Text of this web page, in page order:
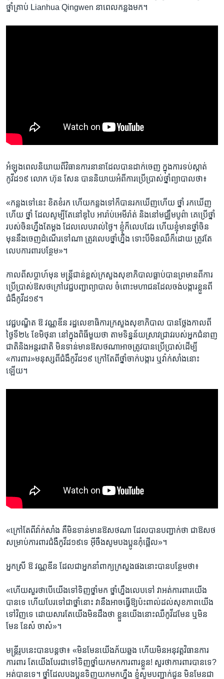
ថ្នាំ​គ្រាប់ Lianhua Qingwen នាពេលកន្លង​មក។
អំឡុង​ពេលនិយាយ​ពី​វិធានការ​នានា​ដែល​បាន​ដាក់​ចេញ ​ក្នុង​ការ​ទប់​ស្កាត់​
កូវីដ១៩ ​លោក ​ហ៊ុន សែន ​បាន​និយាយ​អំ​ពី​ការ​ប្រើ​ប្រាស់​ថ្នាំ​ព្យាបាលថា៖​
«កន្លង​ទៅ​នេះ ខិតខំ​រក ហើយ​កន្លង​ទៅ​ក៏​បាន​រក​ឃើញ​ហើយ​ ថ្នាំ ​រក​ឃើញ​
ហើយ​ ថ្នាំ ​ដែល​សូម្បីតែ​នៅ​ឌូបៃ អារ៉ាប់​អេមី​រ៉ាត់ និង​នៅ​មជ្ឈឹមបូព៌ា ​គេ​ប្រើថ្នាំ​
របស់​ចិន​ហ្នឹង​តែម្ដង ​ដែល​លេប​រាល់​ថ្ងៃ។ ខ្ញុំ​ក៏​លេប​ដែរ ហើយ​ខ្ញុំ​មាន​ថ្នាំ​ចិន
មុន​នឹង​ចេញ​ដំណើរ​ទៅ​ណា ត្រូវ​លេប​ថ្នាំ​ហ្នឹង ទោះ​បី​មិន​ឈឺក៏​ដោយ ត្រូវ​តែ​
លេប​ការពារ​បន្ថែម​»។
​កាល​ពី​សប្ដាហ៍​មុន មន្ត្រី​ជាន់​ខ្ពស់​ក្រសួងសុខា​ភិបាលធ្លាប់​បាន​ព្រមាន​ពី​ការ​
ប្រើប្រាស់​ឱសថ​ក្រៅ​វេជ្ជបញ្ជា​ព្យាបាល ​ចំពោះ​មហាជន​ដែល​ចង់បង្ការ​ខ្លួន​ពី​
ជំងឺ​កូវីដ១៩។
វេជ្ជបណ្ឌិត​ ឱ វណ្ណឌីន​ រដ្ឋលេខាធិការ​ក្រសួង​សុខាភិបាល ​បាន​ថ្លែង​កាល​ពី​
ថ្ងៃទី២៤ ​ខែមិថុនា ​នៅ​ក្នុងពិធី​មួយ​ថា ​តាម​ទិន្នន័យ​ស្រាវជ្រាវ​របស់​អ្នក​ជំនាញ​
ជាតិ​និង​អន្តរជាតិ​ មិន​ទាន់​មាន​ឱសថ​ណាអាច​ត្រូវ​បាន​ប្រើ​ប្រាស់​ដើម្បី​
«ការពារ»​មនុស្ស​ពី​ជំងឺ​កូវីដ១៩ ក្រៅ​តែ​ពីថ្នាំ​ចាក់​បង្ការ​ ឬ​វ៉ាក់​សាំង​នោះ​
ឡើយ។
«ក្រៅ​តែ​ពី​វ៉ាក់សាំង ​គឺ​មិន​ទាន់​មាន​ឱសថ​ណា ដែល​បាន​បញ្ជាក់​ថា​ ជា​ឱសថ​
សម្រាប់​ការពារជំងឺ​កូវីដ​១៩​ទេ អ៊ីចឹង​សូម​បង​ប្អូន​កុំ​ផ្អើល»។
អ្នកស្រី​ ឱ វណ្ណឌីន ដែល​ជា​អ្នកនាំពាក្យ​ក្រសួង​ផង​នោះ​បាន​បន្ថែម​ថា៖
«ហើយ​សួរ​ថា​បើ​យើង​ទៅ​ទិញ​ថ្នាំ​មក ថ្នាំ​ហ្នឹង​លេប​ទៅ វា​អត់​ការពារ​យើង​
បាន​ទេ ហើយ​បែរ​ទៅ​ជាថ្នាំ​នោះ វា​នឹង​អាច​ធ្វើឱ្យ​ប៉ះពាល់​ដល់​សុខភាព​យើង​
ទៅវិញ​ទេ ដោយ​សារ​តែយើង​មិន​ដឹង​ថា ​ខ្លួនយើង​នោះឈឺ​កូវីដ​មែន ​ឬ​មិន​
មែន​ នែស៎ ចាស៎»។
មន្ត្រី​រូប​នេះ​បាន​បន្ត​ថា៖ «មិន​មែន​យើង​ភ័យ​ឆ្លង​ ហើយ​មិន​អនុវត្ត​វិធាន​ការ​
ការពារ តែ​យើង​បែរ​ជា​ទៅ​ទិញ​ថ្នាំ​យក​មកការ​ពារ​ខ្លួន! សួរ​ថា​ការ​ពារ​បាន​ទេ?
អត់​បាន​ទេ។ ថ្នាំ​ដែល​បង​ប្អូន​ទិញ​យក​មក​ហ្នឹង ខ្ញុំ​សូម​បញ្ជាក់ជូន មិន​មែន​ជា​